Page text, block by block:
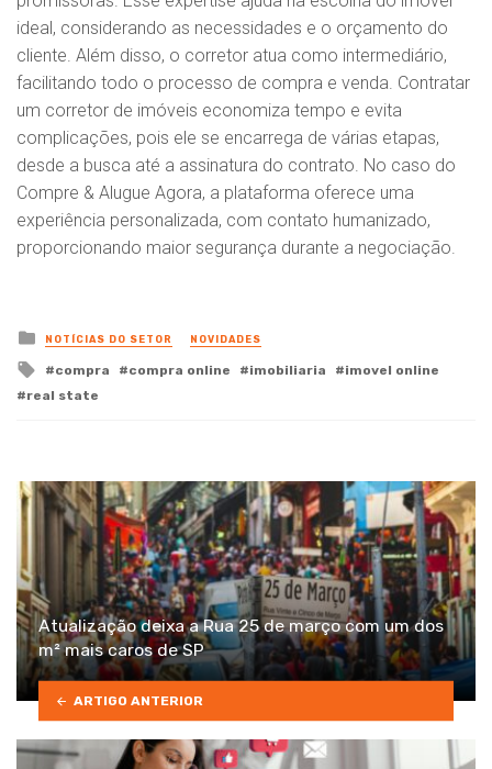
ideal, considerando as necessidades e o orçamento do
cliente. Além disso, o corretor atua como intermediário,
facilitando todo o processo de compra e venda. Contratar
um corretor de imóveis economiza tempo e evita
complicações, pois ele se encarrega de várias etapas,
desde a busca até a assinatura do contrato. No caso do
Compre & Alugue Agora, a plataforma oferece uma
experiência personalizada, com contato humanizado,
proporcionando maior segurança durante a negociação.
Posted
in
NOTÍCIAS DO SETOR NOVIDADES
Tagged
with
compra compra online imobiliaria
imovel online
real state
Atualização deixa a Rua 25 de março com um dos
m² mais caros de SP
ARTIGO ANTERIOR